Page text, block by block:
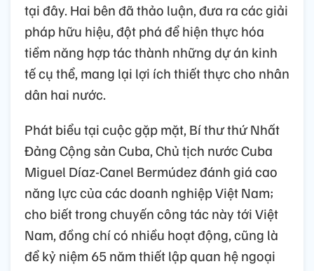
tại đây. Hai bên đã thảo luận, đưa ra các giải
pháp hữu hiệu, đột phá để hiện thực hóa
tiềm năng hợp tác thành những dự án kinh
tế cụ thể, mang lại lợi ích thiết thực cho nhân
dân hai nước.
Phát biểu tại cuộc gặp mặt, Bí thư thứ Nhất
Đảng Cộng sản Cuba, Chủ tịch nước Cuba
Miguel Díaz-Canel Bermúdez đánh giá cao
năng lực của các doanh nghiệp Việt Nam;
cho biết trong chuyến công tác này tới Việt
Nam, đồng chí có nhiều hoạt động, cũng là
để kỷ niệm 65 năm thiết lập quan hệ ngoại